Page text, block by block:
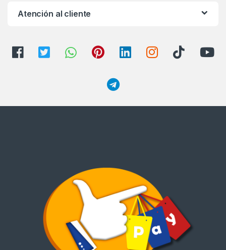
Atención al cliente